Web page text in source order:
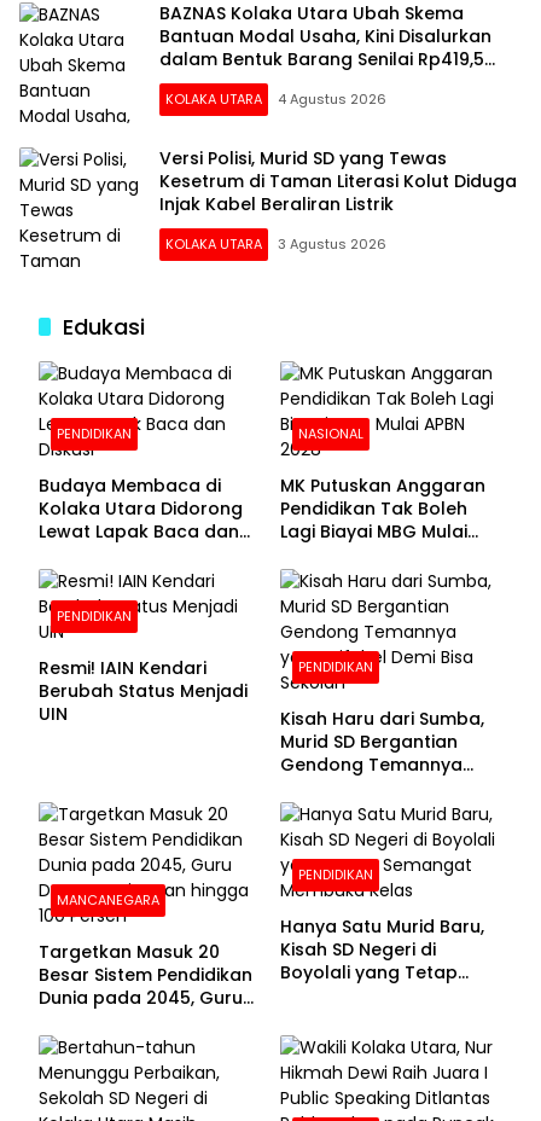
BAZNAS Kolaka Utara Ubah Skema
Bantuan Modal Usaha, Kini Disalurkan
dalam Bentuk Barang Senilai Rp419,5
Juta
KOLAKA UTARA 4 Agustus 2026
Versi Polisi, Murid SD yang Tewas
Kesetrum di Taman Literasi Kolut Diduga
Injak Kabel Beraliran Listrik
KOLAKA UTARA 3 Agustus 2026
Edukasi
PENDIDIKAN
Budaya Membaca di
Kolaka Utara Didorong
Lewat Lapak Baca dan
NASIONAL
MK Putuskan Anggaran
Pendidikan Tak Boleh
Lagi Biayai MBG Mulai
PENDIDIKAN
Resmi! IAIN Kendari
Berubah Status Menjadi
UIN
PENDIDIKAN
Kisah Haru dari Sumba,
Murid SD Bergantian
Gendong Temannya
Sekolah
MANCANEGARA
Targetkan Masuk 20
Besar Sistem Pendidikan
Dunia pada 2045, Guru
100 Persen
PENDIDIKAN
Hanya Satu Murid Baru,
Kisah SD Negeri di
Boyolali yang Tetap